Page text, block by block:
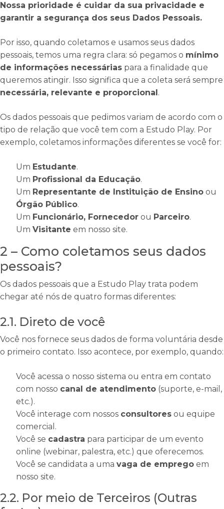
Nossa prioridade é cuidar da sua privacidade e
garantir a segurança dos seus Dados Pessoais.
Por isso, quando coletamos e usamos seus dados
pessoais, temos uma regra clara: só pegamos o mínimo
de informações necessárias para a finalidade que
queremos atingir. Isso significa que a coleta será sempre
necessária, relevante e proporcional .
Os dados pessoais que pedimos variam de acordo com o
tipo de relação que você tem com a Estudo Play. Por
exemplo, coletamos informações diferentes se você for:
Um Estudante.
Um Profissional da Educação.
Um Representante de Instituição de Ensino ou
Órgão Público.
Um Funcionário, Fornecedor ou Parceiro.
Um Visitante em nosso site.
2 – Como coletamos seus dados
pessoais?
Os dados pessoais que a Estudo Play trata podem
chegar até nós de quatro formas diferentes:
2.1. Direto de você
Você nos fornece seus dados de forma voluntária desde
o primeiro contato. Isso acontece, por exemplo, quando:
Você acessa o nosso sistema ou entra em contato
com nosso canal de atendimento (suporte, e-mail,
etc.).
Você interage com nossos consultores ou equipe
comercial.
Você se cadastra para participar de um evento
online (webinar, palestra, etc.) que oferecemos.
Você se candidata a uma vaga de emprego em
nosso site.
2.2. Por meio de Terceiros (Outras